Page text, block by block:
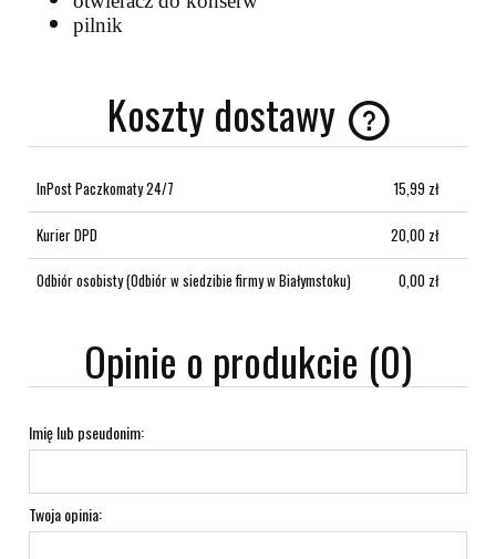
pilnik
Koszty dostawy
InPost Paczkomaty 24/7 15,99 zł
Kurier DPD 20,00 zł
Odbiór osobisty(Odbiór w siedzibie firmy w Białymstoku) 0,00 zł
Opinie o produkcie (0)
Imię lub pseudonim:
Twoja opinia: